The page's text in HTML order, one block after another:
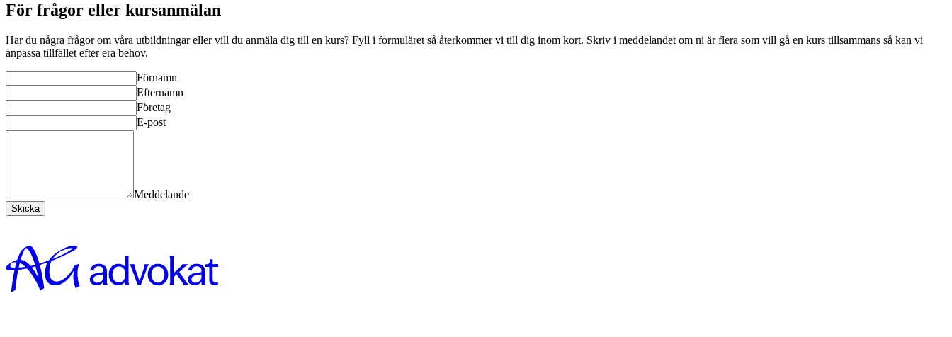
För frågor eller kursanmälan
Har du några frågor om våra utbildningar eller vill du anmäla dig till en kurs? Fyll i formuläret så återkommer vi till dig inom kort. Skriv i meddelandet om ni är flera som vill gå en kurs tillsammans så kan vi
anpassa tillfället efter era behov.
Förnamn
Efternamn
Företag
E-post
Meddelande
Skicka